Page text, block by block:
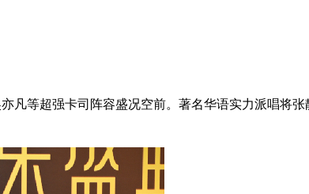
凡等超强卡司阵容盛况空前。著名华语实力派唱将